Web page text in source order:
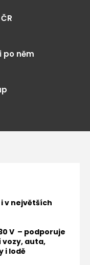
po něm
v největších
V – podporuje
auta,
i lodě